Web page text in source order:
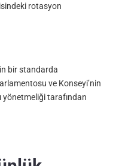
rotasyon
bir standarda
ve Konseyi’nin
yönetmeliği tarafından